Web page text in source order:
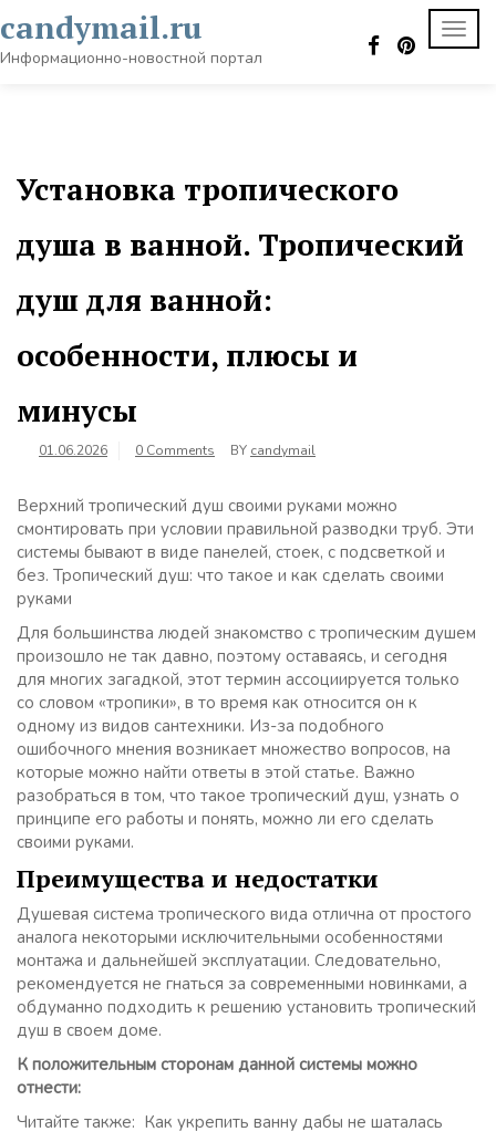
to
content
candymail.ru
Информационно-новостной портал
Установка тропического
душа в ванной. Тропический
душ для ванной:
особенности, плюсы и
минусы
01.06.2026 0 Comments BY candymail
Верхний тропический душ своими руками можно
смонтировать при условии правильной разводки труб. Эти
системы бывают в виде панелей, стоек, с подсветкой и
без. Тропический душ: что такое и как сделать своими
руками
Для большинства людей знакомство с тропическим душем
произошло не так давно, поэтому оставаясь, и сегодня
для многих загадкой, этот термин ассоциируется только
со словом «тропики», в то время как относится он к
одному из видов сантехники. Из-за подобного
ошибочного мнения возникает множество вопросов, на
которые можно найти ответы в этой статье. Важно
разобраться в том, что такое тропический душ, узнать о
принципе его работы и понять, можно ли его сделать
своими руками.
Преимущества и недостатки
Душевая система тропического вида отлична от простого
аналога некоторыми исключительными особенностями
монтажа и дальнейшей эксплуатации. Следовательно,
рекомендуется не гнаться за современными новинками, а
обдуманно подходить к решению установить тропический
душ в своем доме.
К положительным сторонам данной системы можно
отнести:
Читайте также: Как укрепить ванну дабы не шаталась